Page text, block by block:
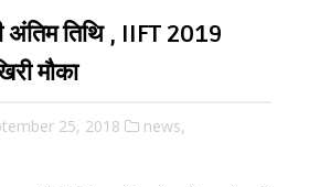
तिथि , IIFT 2019
मौका
25, 2018 news,